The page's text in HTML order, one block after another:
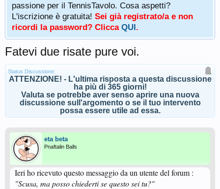
passione per il TennisTavolo. Cosa aspetti?
L'iscrizione è gratuita! Sei già registrato/a e non
ricordi la password? Clicca QUI.
Fatevi due risate pure voi.
Status Discussione:
ATTENZIONE! - L'ultima risposta a questa discussione
ha più di 365 giorni!
Valuta se potrebbe aver senso aprire una nuova
discussione sull'argomento o se il tuo intervento
possa essere utile ad essa.
eta beta
Pnaftalin Balls
Ieri ho ricevuto questo messaggio da un utente del forum :
"Scusa, ma posso chiederti se questo sei tu?"